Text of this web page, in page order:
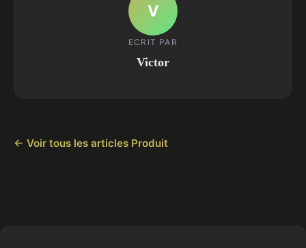
V
ECRIT PAR
Victor
← Voir tous les articles Produit